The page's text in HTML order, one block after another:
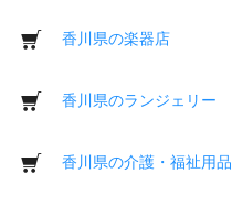
香川県の楽器店
香川県のランジェリー
香川県の介護・福祉用品